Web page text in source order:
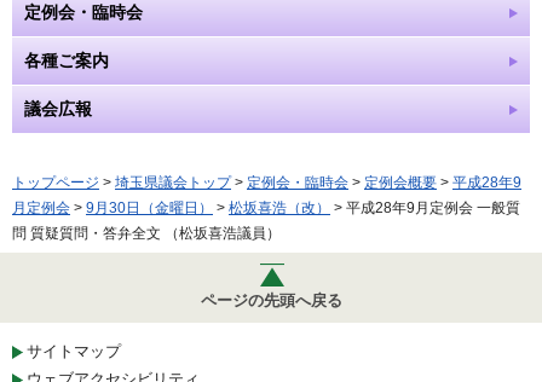
定例会・臨時会
各種ご案内
議会広報
トップページ > 埼玉県議会トップ> 定例会・臨時会 > 定例会概要 > 平成28年9
月定例会 > 9月30日（金曜日） > 松坂喜浩（改）
> 平成28年9月定例会 一般質
問 質疑質問・答弁全文 （松坂喜浩議員）
ページの先頭へ戻る
サイトマップ